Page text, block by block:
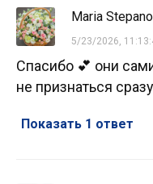
Maria
5/23/2026,
Спасибо 💕 они
не признаться
Показать 1 ответ